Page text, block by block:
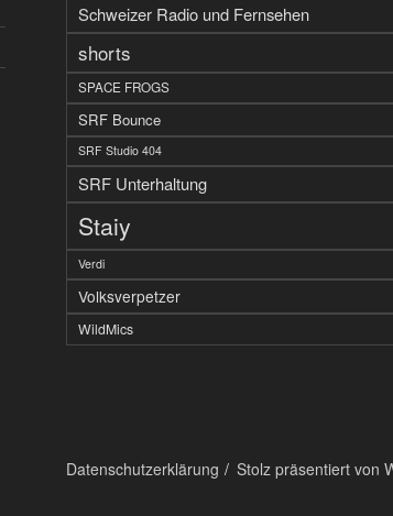
Schweizer Radio und Fernsehen
shorts
SPACE FROGS
SRF Bounce
SRF Studio 404
SRF Unterhaltung
Staiy
Verdi
Volksverpetzer
WildMics
Datenschutzerklärung Stolz präsentiert von